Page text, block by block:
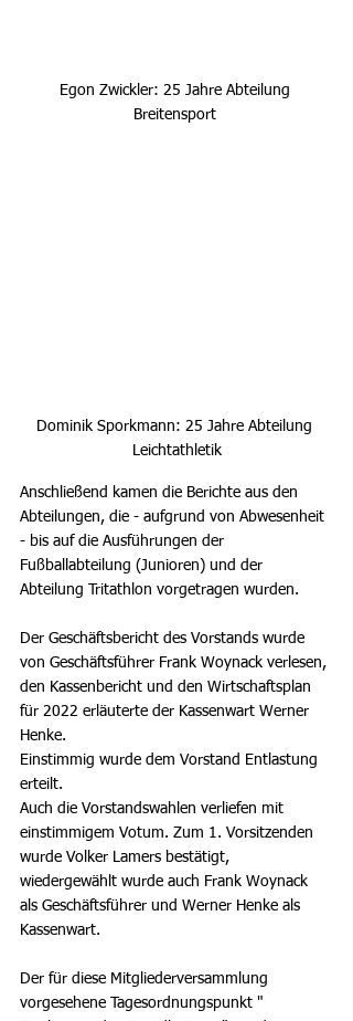
Egon Zwickler: 25 Jahre Abteilung
Breitensport
Dominik Sporkmann: 25 Jahre Abteilung
Leichtathletik
Anschließend kamen die Berichte aus den
Abteilungen, die - aufgrund von Abwesenheit
- bis auf die Ausführungen der
Fußballabteilung (Junioren) und der
Abteilung Tritathlon vorgetragen wurden.
Der Geschäftsbericht des Vorstands wurde
von Geschäftsführer Frank Woynack verlesen,
den Kassenbericht und den Wirtschaftsplan
für 2022 erläuterte der Kassenwart Werner
Henke.
Einstimmig wurde dem Vorstand Entlastung
erteilt.
Auch die Vorstandswahlen verliefen mit
einstimmigem Votum. Zum 1. Vorsitzenden
wurde Volker Lamers bestätigt,
wiedergewählt wurde auch Frank Woynack
als Geschäftsführer und Werner Henke als
Kassenwart.
Der für diese Mitgliederversammlung
vorgesehene Tagesordnungspunkt "